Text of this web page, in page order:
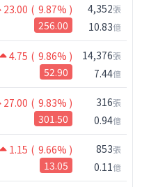
23.00 ( 9.87% )
256.00
4,352張
10.83億
4.75 ( 9.86% )
52.90
14,376張
7.44億
27.00 ( 9.83% )
301.50
316張
0.94億
1.15 ( 9.66% )
13.05
853張
0.11億